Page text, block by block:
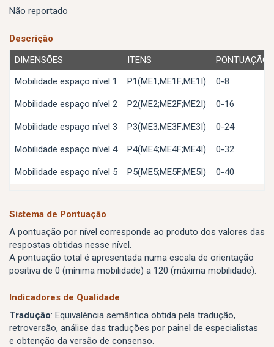
Não reportado
Descrição
DIMENSÕES
ITENS
PONTUAÇÃO
Mobilidade espaço nível 1
P1(ME1;ME1F;ME1I) 0-8
Mobilidade espaço nível 2 P2(ME2;ME2F;ME2I) 0-16
Mobilidade espaço nível 3 P3(ME3;ME3F;ME3I) 0-24
Mobilidade espaço nível 4 P4(ME4;ME4F;ME4I) 0-32
Mobilidade espaço nível 5 P5(ME5;ME5F;ME5I) 0-40
Sistema de Pontuação
A pontuação por nível corresponde ao produto dos valores das
respostas obtidas nesse nível.
A pontuação total é apresentada numa escala de orientação
positiva de 0 (mínima mobilidade) a 120 (máxima mobilidade).
Indicadores de Qualidade
Tradução: Equivalência semântica obtida pela tradução,
retroversão, análise das traduções por painel de especialistas
e obtenção da versão de consenso.